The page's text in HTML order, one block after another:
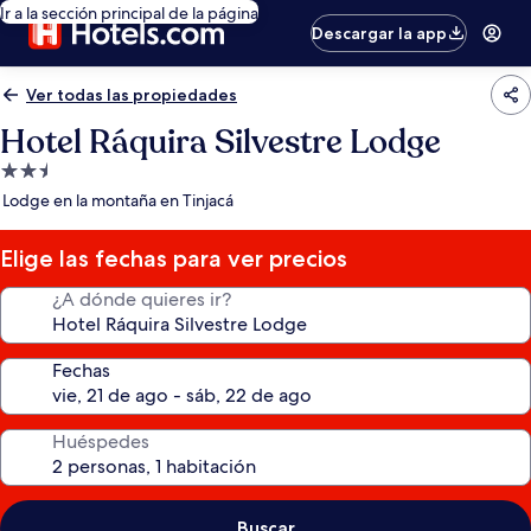
Ir a la sección principal de la página
Descargar la app
Ver todas las propiedades
Hotel Ráquira Silvestre Lodge
Propiedad
de
estrellas
Lodge en la montaña en Tinjacá
Elige las fechas para ver precios
¿A dónde quieres ir?
Fechas
Huéspedes